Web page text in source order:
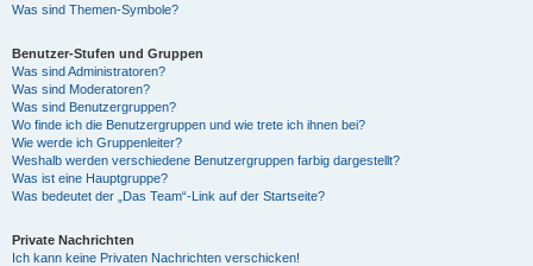
Was sind Themen-Symbole?
Benutzer-Stufen und Gruppen
Was sind Administratoren?
Was sind Moderatoren?
Was sind Benutzergruppen?
Wo finde ich die Benutzergruppen und wie trete ich ihnen bei?
Wie werde ich Gruppenleiter?
Weshalb werden verschiedene Benutzergruppen farbig dargestellt?
Was ist eine Hauptgruppe?
Was bedeutet der „Das Team“-Link auf der Startseite?
Private Nachrichten
Ich kann keine Privaten Nachrichten verschicken!